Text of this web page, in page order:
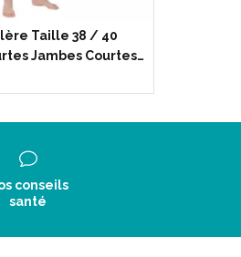
Taille 38 / 40
Jambes Courtes…
conseils
santé